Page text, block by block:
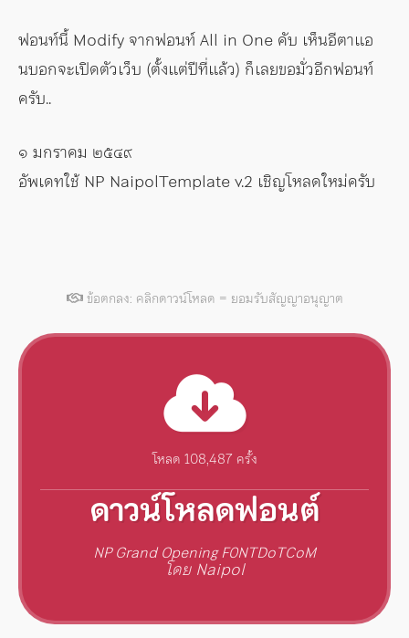
ฟอนท์นี้ Modify จากฟอนท์ All in One คับ เห็นอีตาแอ
นบอกจะเปิดตัวเว็บ (ตั้งแต่ปีที่แล้ว) ก็เลยขอมั่วอีกฟอนท์
ครับ..
๑ มกราคม ๒๕๔๙
อัพเดทใช้ NP NaipolTemplate v.2 เชิญโหลดใหม่ครับ
ข้อตกลง: คลิกดาวน์โหลด = ยอมรับสัญญาอนุญาต
โหลด 108,487 ครั้ง
ดาวน์โหลดฟอนต์
NP Grand Opening F0NTDoTCoM
โดย Naipol